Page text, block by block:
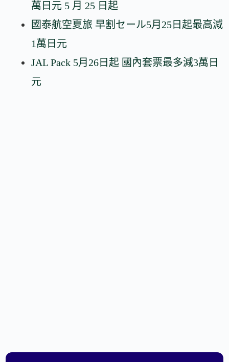
萬日元 5 月 25 日起
國泰航空夏旅 早割セール5月25日起最高減
1萬日元
JAL Pack 5月26日起 國內套票最多減3萬日
元